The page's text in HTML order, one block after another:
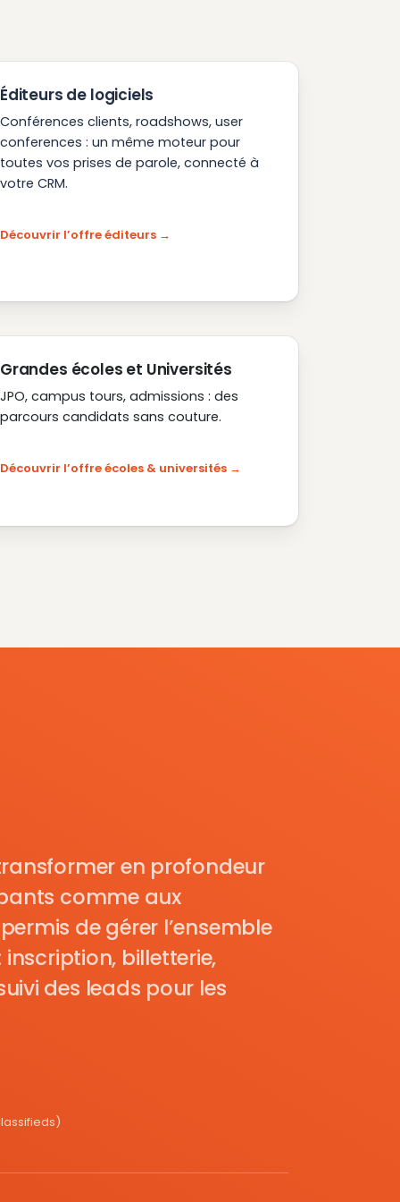
Éditeurs de logiciels
Conférences clients, roadshows, user
conferences : un même moteur pour
toutes vos prises de parole, connecté à
votre CRM.
Découvrir l’offre éditeurs
Grandes écoles et Universités
JPO, campus tours, admissions : des
parcours candidats sans couture.
Découvrir l’offre écoles & universités
en profondeur
comme aux
de gérer l’ensemble
billetterie,
des leads pour les